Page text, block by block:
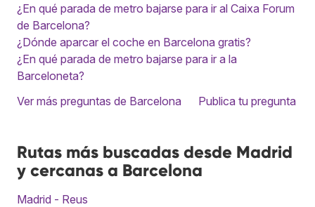
¿En qué parada de metro bajarse para ir al Caixa Forum
de Barcelona?
¿Dónde aparcar el coche en Barcelona gratis?
¿En qué parada de metro bajarse para ir a la
Barceloneta?
Ver más preguntas de Barcelona
Publica tu pregunta
Rutas más buscadas desde Madrid
y cercanas a Barcelona
Madrid - Reus